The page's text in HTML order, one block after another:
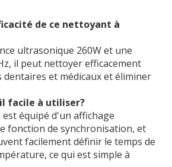
de ce nettoyant à
ultrasonique 260W et une
il peut nettoyer efficacement
et médicaux et éliminer
facile à utiliser?
est équipé d'un affichage
fonction de synchronisation, et
facilement définir le temps de
ce qui est simple à